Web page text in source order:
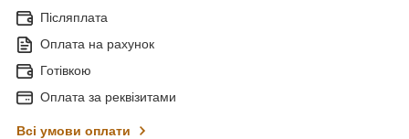
Післяплата
Оплата на рахунок
Готівкою
Оплата за реквізитами
Всі умови оплати